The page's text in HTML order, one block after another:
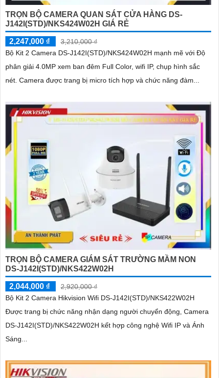
TRỌN BỘ CAMERA QUAN SÁT CỬA HÀNG DS-
J142I(STD)/NKS424W02H GIÁ RẺ
2,247,000 ₫
3,210,000 ₫
Bộ Kit 2 Camera DS-J142I(STD)/NKS424W02H mạnh mẽ với Độ
phân giải 4.0MP xem ban đêm Full Color, wifi IP, chụp hình sắc
nét. Camera được trang bị micro tích hợp và chức năng đàm...
TRỌN BỘ CAMERA GIÁM SÁT TRƯỜNG MẦM NON
DS-J142I(STD)/NKS422W02H
2,044,000 ₫
2,920,000 ₫
Bộ Kit 2 Camera Hikvision Wifi DS-J142I(STD)/NKS422W02H
Được trang bị chức năng nhận dạng người chuyển động, Camera
DS-J142I(STD)/NKS422W02H kết hợp công nghệ Wifi IP và Ánh
Sáng...